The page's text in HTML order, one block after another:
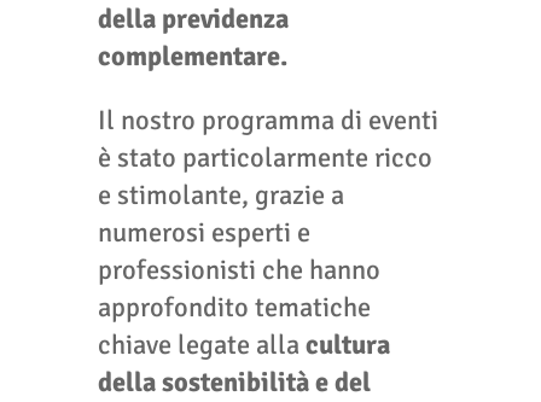
della previdenza
complementare.
Il nostro programma di eventi
è stato particolarmente ricco
e stimolante, grazie a
numerosi esperti e
professionisti che hanno
approfondito tematiche
chiave legate alla cultura
della sostenibilità e del